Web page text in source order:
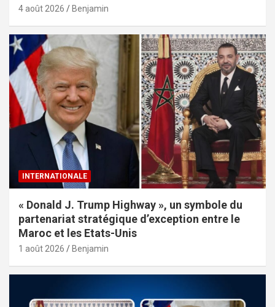
4 août 2026 Benjamin
INTERNATIONALE
« Donald J. Trump Highway », un symbole du
partenariat stratégique d’exception entre le
Maroc et les Etats-Unis
1 août 2026 Benjamin